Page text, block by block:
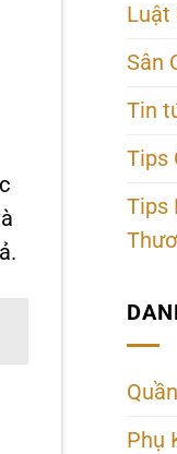
Luật
Sân
Tin
Tips
Tips
Phụ